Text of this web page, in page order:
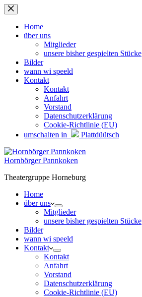
Zum
Inhalt
springenHome
über uns
Mitglieder
unsere bisher gespielten Stücke
Bilder
wann wi speeld
Kontakt
Kontakt
Anfahrt
Vorstand
Datenschutzerklärung
Cookie-Richtlinie (EU)
umschalten in
Plattdüütsch
Hornbörger Pannkoken
Theatergruppe Horneburg
Home
über uns
Mitglieder
unsere bisher gespielten Stücke
Bilder
wann wi speeld
Kontakt
Kontakt
Anfahrt
Vorstand
Datenschutzerklärung
Cookie-Richtlinie (EU)